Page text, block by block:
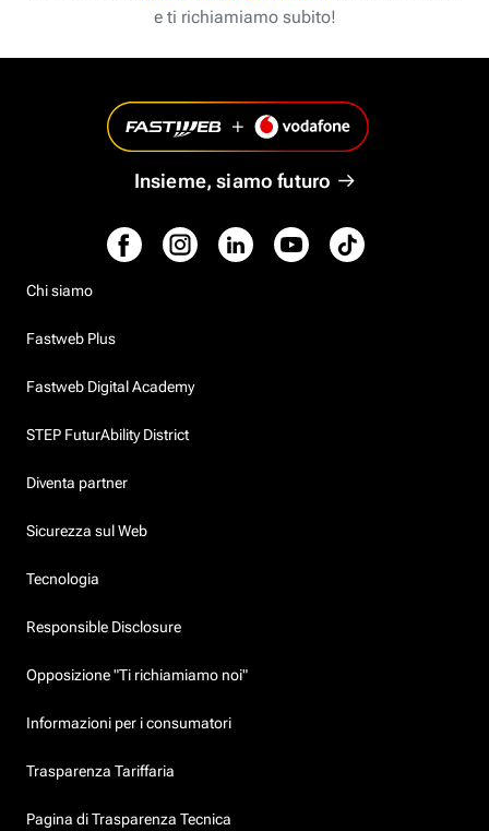
e ti richiamiamo subito!
Insieme, siamo futuro
Chi siamo
Fastweb Plus
Fastweb Digital Academy
STEP FuturAbility District
Diventa partner
Sicurezza sul Web
Tecnologia
Responsible Disclosure
Opposizione "Ti richiamiamo noi"
Informazioni per i consumatori
Trasparenza Tariffaria
Pagina di Trasparenza Tecnica